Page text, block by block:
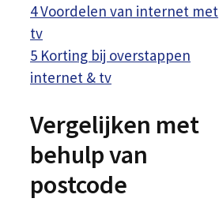
4Voordelen van internet met
tv
5 Korting bij overstappen
internet & tv
Vergelijken met
behulp van
postcode